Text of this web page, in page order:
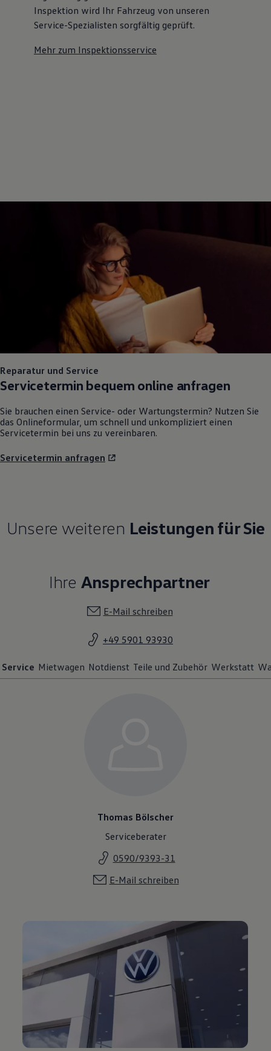
Inspektion wird Ihr Fahrzeug von unseren
Service-Spezialisten sorgfältig geprüft.
Mehr zum Inspektionsservice
Reparatur und Service
Servicetermin bequem online anfragen
Sie brauchen einen Service- oder Wartungstermin? Nutzen Sie
das Onlineformular, um schnell und unkompliziert einen
Servicetermin bei uns zu vereinbaren.
Servicetermin anfragen
Unsere weiteren Leistungen für Sie
Ihre Ansprechpartner
E-Mail schreiben
+49 5901 93930
Service Mietwagen Notdienst Teile und Zubehör Werkstatt
Thomas Bölscher
Serviceberater
0590/9393-31
E-Mail schreiben